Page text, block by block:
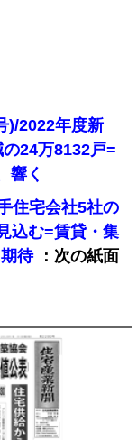
)/2022年度新
24万8132戸=
響く
住宅会社5社の
込む=賃貸・集
待：次の紙面